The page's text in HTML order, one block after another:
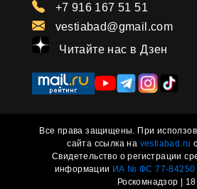
+7 916 167 51 51
vestiabad@gmail.com
Читайте нас в Дзен
Все права защищены. При
сайта ссылка на vestiabad.ru
Свидетельство о регистрации
информации ИА № ФС 77-84250
Роскомнадзор |